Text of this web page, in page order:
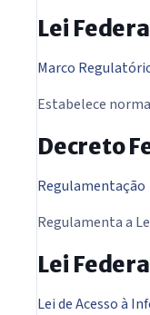
Lei
Marco
Estabelece
Decreto
Regulamentação
Regulamenta a
Lei
Lei de Acesso à